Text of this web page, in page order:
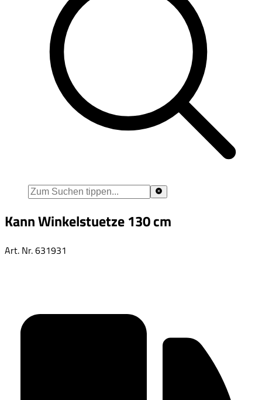
Kann Winkelstuetze 130 cm
Art. Nr.631931